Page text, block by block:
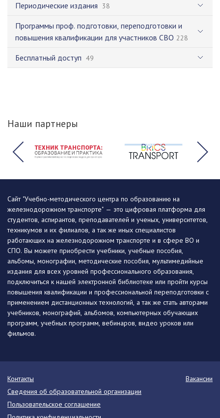
Периодические издания 38
Программы проф. подготовки, переподготовки и
повышения квалификации для участников СВО 228
Бесплатный доступ 49
Наши партнеры
Сайт "Учебно-методического центра по образованию на
железнодорожном транспорте" — это цифровая платформа для
студентов, аспирантов, преподавателей и ученых, университетов,
техникумов и их филиалов, а так же иных специалистов
работающих на железнодорожном транспорте и в сфере ВО и
СПО. Вы можете приобрести учебники, учебные пособия,
альбомы, монографии, методические пособия, мультимедийные
издания для всех уровней профессионального образования,
подключиться к нашей электронной библиотеке или пройти курсы
повышения квалификации и профессиональной переподготовки с
применением дистанционных технологий, а так же стать авторами
учебников, монографий, альбомов, компьютерных обучающих
программ, учебных программ, вебинаров, видео уроков или
фильмов.
Контакты
Вакансии
Сведения об образовательной организации
Пользовательское соглашение